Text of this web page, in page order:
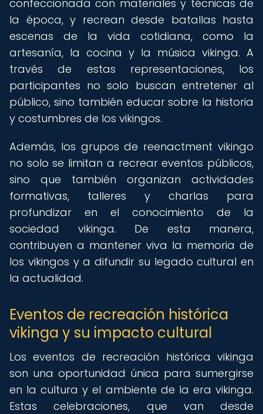
confeccionada con materiales y técnicas de
la época, y recrean desde batallas hasta
escenas de la vida cotidiana, como la
artesanía, la cocina y la música vikinga. A
través de estas representaciones, los
participantes no solo buscan entretener al
público, sino también educar sobre la historia
y costumbres de los vikingos.
Además, los grupos de reenactment vikingo
no solo se limitan a recrear eventos públicos,
sino que también organizan actividades
formativas, talleres y charlas para
profundizar en el conocimiento de la
sociedad vikinga. De esta manera,
contribuyen a mantener viva la memoria de
los vikingos y a difundir su legado cultural en
la actualidad.
Eventos de recreación histórica
vikinga y su impacto cultural
Los eventos de recreación histórica vikinga
son una oportunidad única para sumergirse
en la cultura y el ambiente de la era vikinga.
Estas celebraciones, que van desde